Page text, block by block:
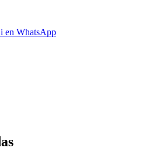
en WhatsApp